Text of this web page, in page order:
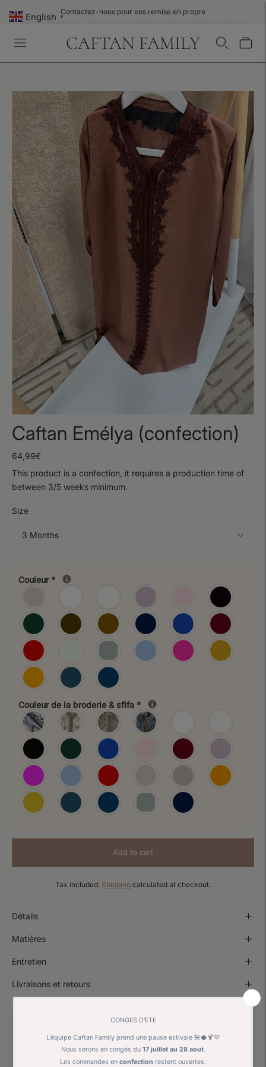
Contactez-nous pour vos remise en propre
Les articles dans la catégorie sur commande demandent un délai de
CAFTAN FAMILY
Caftan Emélya (confection)
64,99€
This product is a confection, it requires a production time of
between 3/5 weeks minimum.
Size
Couleur *
Couleur de la broderie & sfifa *
Add to cart
Tax included. Shipping calculated at checkout.
Détails
Matières
Entretien
Livraisons et retours
English ▼